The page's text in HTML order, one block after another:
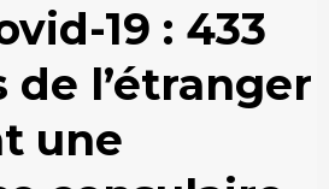
19 : 433
de l’étranger
une